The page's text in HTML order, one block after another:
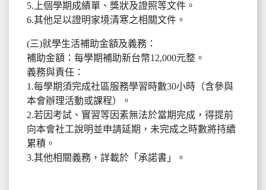
5.上個學期成績單、獎狀及證照等文件。
6.其他足以證明家境清寒之相關文件。
(三)就學生活補助金額及義務：
補助金額：每學期補助新台幣12,000元整。
義務與責任：
1.每學期須完成社區服務學習時數30小時（含參與
本會辦理活動或課程）。
2.若因考試、實習等因素無法於當期完成，得提前
向本會社工說明並申請延期，未完成之時數將持續
累積。
3.其他相關義務，詳載於「承諾書」。